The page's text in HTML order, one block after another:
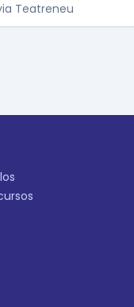
Teatreneu